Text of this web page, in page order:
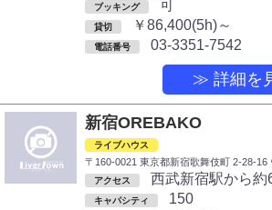
ブッキング 可
貸切 ￥86,400(5h)～
電話番号 03-3351-7542
≫ 詳細を
新宿OREBAKO
ライブハウス
〒160-0021 東京都新宿歌舞伎町 2-28-16
アクセス 西武新宿駅から約
キャパシティ 150